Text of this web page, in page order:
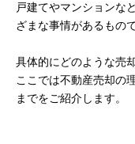
戸建てやマンションな
ざまな事情があるもので
具体的にどのような売
ここでは不動産売却の
までをご紹介します。